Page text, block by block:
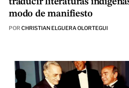
modo de manifiesto
POR CHRISTIAN ELGUERA OLORTEGUI